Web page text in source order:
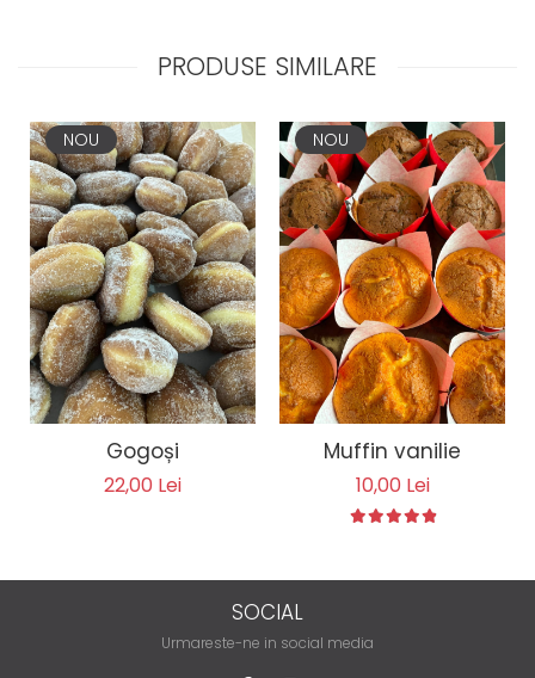
PRODUSE SIMILARE
NOU
Gogoși
22,00 Lei
NOU
Muffin vanilie
10,00 Lei
SOCIAL
Urmareste-ne in social media